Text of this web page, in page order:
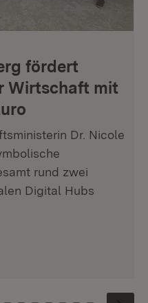
fördert
Wirtschaft mit
Dr. Nicole
rund zwei
Digital Hubs